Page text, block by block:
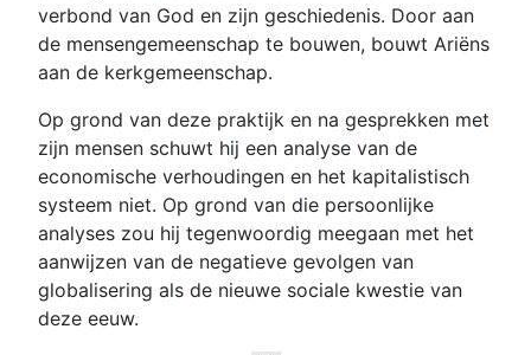
verbond van God en zijn geschiedenis. Door aan
de mensengemeenschap te bouwen, bouwt Ariëns
aan de kerkgemeenschap.
Op grond van deze praktijk en na gesprekken met
zijn mensen schuwt hij een analyse van de
economische verhoudingen en het kapitalistisch
systeem niet. Op grond van die persoonlijke
analyses zou hij tegenwoordig meegaan met het
aanwijzen van de negatieve gevolgen van
globalisering als de nieuwe sociale kwestie van
deze eeuw.